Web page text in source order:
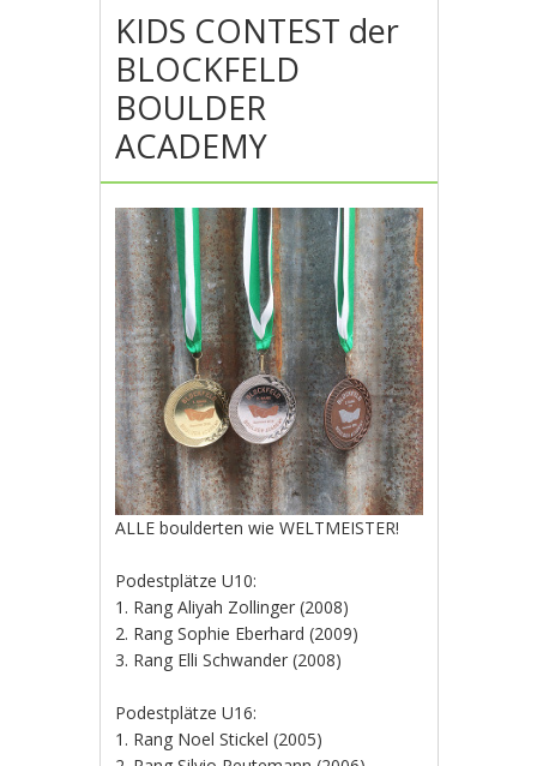
KIDS CONTEST der
BLOCKFELD
BOULDER
ACADEMY
ALLE boulderten wie WELTMEISTER!
Podestplätze U10:
1. Rang Aliyah Zollinger (2008)
2. Rang Sophie Eberhard (2009)
3. Rang Elli Schwander (2008)
Podestplätze U16:
1. Rang Noel Stickel (2005)